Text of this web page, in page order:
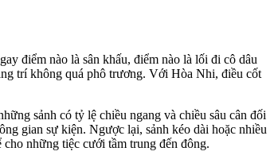
điểm nào là sân khấu, điểm nào là lối đi cô dâu
trí không quá phô trương. Với Hòa Nhi, điều cốt
sảnh có tỷ lệ chiều ngang và chiều sâu cân đối
gian sự kiện. Ngược lại, sảnh kéo dài hoặc nhiều
những tiệc cưới tầm trung đến đông.